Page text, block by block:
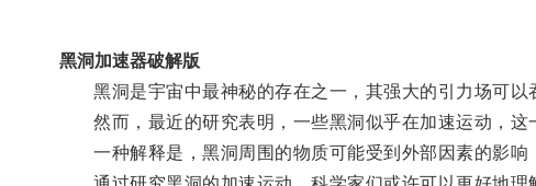
黑洞加速器破解版
黑洞是宇宙中最神秘的存在之一，其强大的引力场可以
然而，最近的研究表明，一些黑洞似乎在加速运动，这
一种解释是，黑洞周围的物质可能受到外部因素的影响